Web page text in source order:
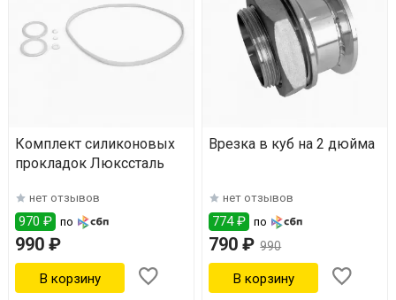
Комплект силиконовых
прокладок Люкссталь
нет отзывов
970 ₽ по
990 ₽
Врезка в куб на 2 дюйма
нет отзывов
774 ₽ по
790 ₽ 990